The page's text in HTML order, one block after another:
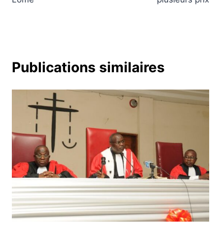
Publications similaires